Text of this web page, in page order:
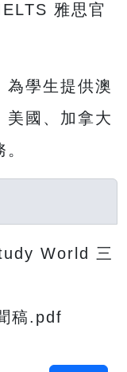
雅思官
為學生提供澳
美國、加拿大
World 三
稿.pdf